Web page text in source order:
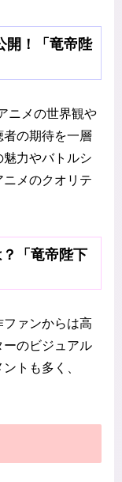
開！「竜帝陛
ニメの世界観や
の期待を一層
力やバトルシ
メのクオリテ
「竜帝陛下
ァンからは高
のビジュアル
トも多く、